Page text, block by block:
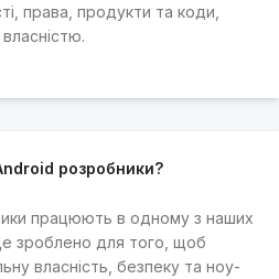
права, продукти та коди,
розробники?
працюють в одному з наших
Це зроблено для того, щоб
власність, безпеку та ноу-